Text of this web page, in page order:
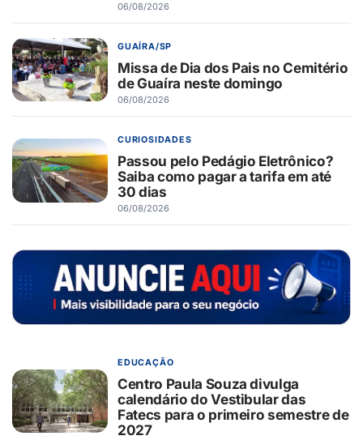
06/08/2026
GUAÍRA/SP
Missa de Dia dos Pais no Cemitério
de Guaíra neste domingo
06/08/2026
CURIOSIDADES
Passou pelo Pedágio Eletrônico?
Saiba como pagar a tarifa em até
30 dias
06/08/2026
EDUCAÇÃO
Centro Paula Souza divulga
calendário do Vestibular das
Fatecs para o primeiro semestre de
2027